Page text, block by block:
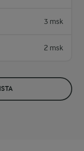
3 msk
2 msk